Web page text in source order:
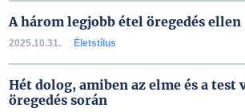
A három legjobb étel öregedés ellen
2025.10.31. Életstílus
Hét dolog, amiben az elme és a test
öregedés során